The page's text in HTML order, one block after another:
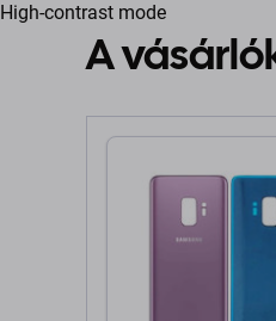
High-contrast mode
A